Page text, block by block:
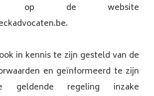
op de website
in kennis te zijn gesteld van de
en geïnformeerd te zijn
geldende regeling inzake